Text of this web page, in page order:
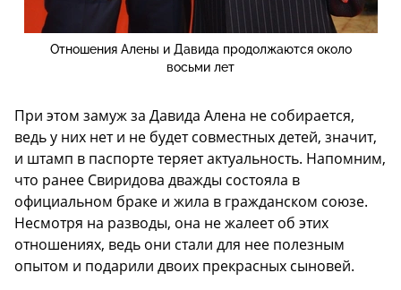
Отношения Алены и Давида продолжаются около
восьми лет
При этом замуж за Давида Алена не собирается,
ведь у них нет и не будет совместных детей, значит,
и штамп в паспорте теряет актуальность. Напомним,
что ранее Свиридова дважды состояла в
официальном браке и жила в гражданском союзе.
Несмотря на разводы, она не жалеет об этих
отношениях, ведь они стали для нее полезным
опытом и подарили двоих прекрасных сыновей.